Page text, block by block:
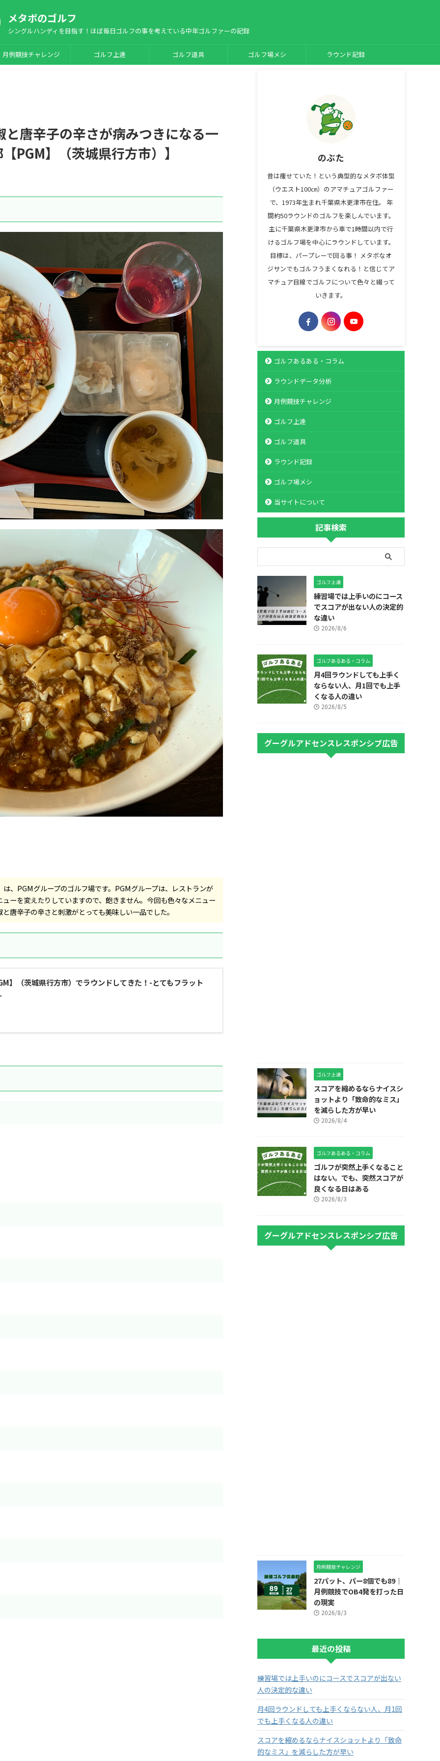
メタボのゴルフ
シングルハンディを目指す！ほぼ毎日ゴルフの事を考えている中年ゴルファーの記録
月例競技チャレンジ ゴルフ上達 ゴルフ道具 ゴルフ場メシ ラウンド記録
唐辛子の辛さが病みつきになる一
PGM】（茨城県行方市）】
は、PGMグループのゴルフ場です。PGMグループは、レストランが
ーを変えたりしていますので、飽きません。今回も色々なメニュー
唐辛子の辛さと刺激がとっても美味しい一品でした。
】（茨城県行方市）でラウンドしてきた！-とてもフラット
のぶた
昔は痩せていた！という典型的なメタボ体型
（ウエスト100㎝）のアマチュアゴルファー
で、1973年生まれ千葉県木更津市在住。 年
間約50ラウンドのゴルフを楽しんでいます。
主に千葉県木更津市から車で1時間以内で行
けるゴルフ場を中心にラウンドしています。
目標は、パープレーで回る事！ メタボなオ
ジサンでもゴルフうまくなれる！と信じてア
マチュア目線でゴルフについて色々と綴って
いきます。
ゴルフあるある・コラム
ラウンドデータ分析
月例競技チャレンジ
ゴルフ上達
ゴルフ道具
ラウンド記録
ゴルフ場メシ
当サイトについて
記事検索
ゴルフ上達
練習場では上手いのにコース
でスコアが出ない人の決定的
な違い
2026/8/6
ゴルフあるある・コラム
月4回ラウンドしても上手く
ならない人、月1回でも上手
くなる人の違い
2026/8/5
グーグルアドセンスレスポンシブ広告
ゴルフ上達
スコアを縮めるならナイスシ
ョットより「致命的なミス」
を減らした方が早い
2026/8/4
ゴルフあるある・コラム
ゴルフが突然上手くなること
はない。でも、突然スコアが
良くなる日はある
2026/8/3
グーグルアドセンスレスポンシブ広告
月例競技チャレンジ
27パット、パー8個でも89｜
月例競技でOB4発を打った日
の現実
2026/8/3
最近の投稿
練習場では上手いのにコースでスコアが出ない
人の決定的な違い
月4回ラウンドしても上手くならない人、月1回
でも上手くなる人の違い
スコアを縮めるならナイスショットより「致命
的なミス」を減らした方が早い